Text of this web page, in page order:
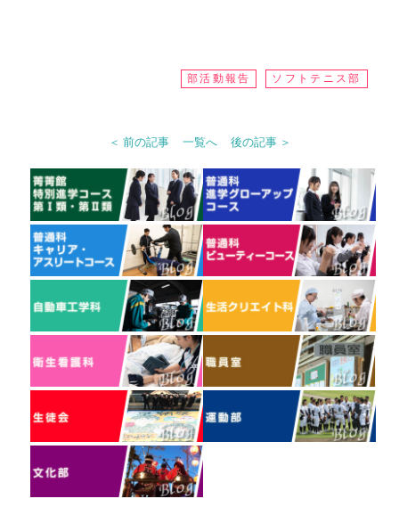
部活動報告 ソフトテニス部
＜ 前の記事 一覧へ 後の記事 ＞